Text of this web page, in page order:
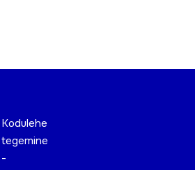
Kodulehe
tegemine
-